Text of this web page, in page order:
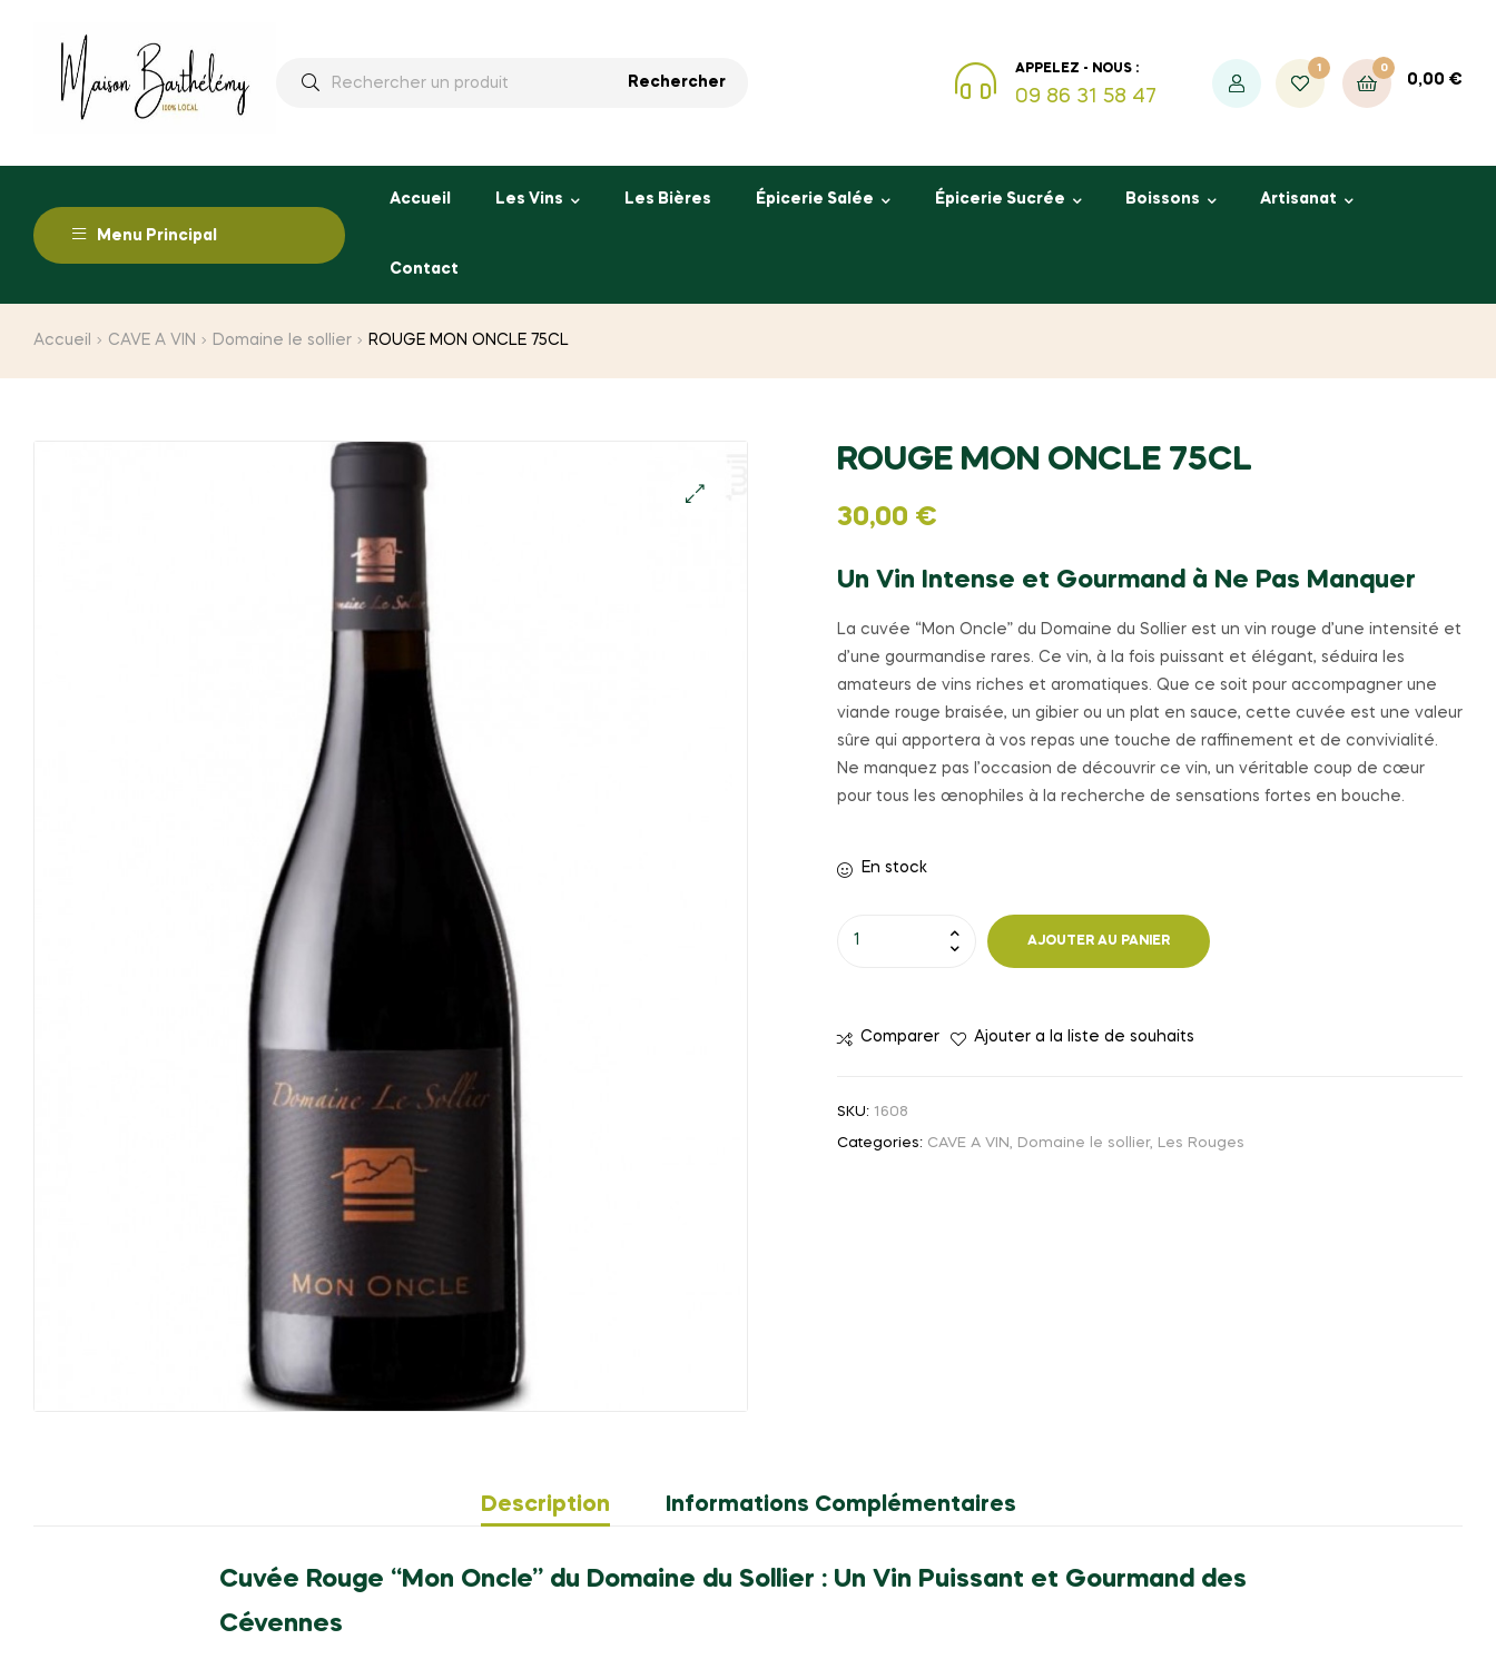
Rechercher
Rechercher
APPELEZ - NOUS :
09 86 31 58 47
1 0
0,00 €
Menu Principal
Accueil Les Vins Les Bières Épicerie Salée Épicerie Sucrée Boissons Artisanat
Contact
Accueil CAVE A VIN Domaine le sollier ROUGE MON ONCLE 75CL
ROUGE MON ONCLE 75CL
30,00 €
Un Vin Intense et Gourmand à Ne Pas Manquer
La cuvée “Mon Oncle” du Domaine du Sollier est un vin rouge d’une intensité et
d’une gourmandise rares. Ce vin, à la fois puissant et élégant, séduira les
amateurs de vins riches et aromatiques. Que ce soit pour accompagner une
viande rouge braisée, un gibier ou un plat en sauce, cette cuvée est une valeur
sûre qui apportera à vos repas une touche de raffinement et de convivialité.
Ne manquez pas l’occasion de découvrir ce vin, un véritable coup de cœur
pour tous les œnophiles à la recherche de sensations fortes en bouche.
En stock
ONCLE
AJOUTER AU PANIER
Comparer Ajouter a la liste de souhaits
SKU: 1608
Categories: CAVE A VIN Domaine le sollier, Les Rouges
Description Informations Complémentaires
Cuvée Rouge “Mon Oncle” du Domaine du Sollier : Un Vin Puissant et Gourmand des
Cévennes